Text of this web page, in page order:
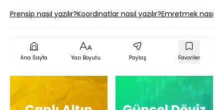
Prensip nasıl yazılır?Koordinatlar nasıl yazılır?Emretmek nasıl
Ana Sayfa Yazı Boyutu Paylaş Favoriler